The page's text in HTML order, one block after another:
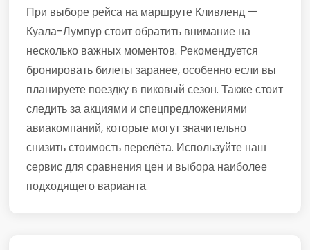
При выборе рейса на маршруте Кливленд —
Куала-Лумпур стоит обратить внимание на
несколько важных моментов. Рекомендуется
бронировать билеты заранее, особенно если вы
планируете поездку в пиковый сезон. Также стоит
следить за акциями и спецпредложениями
авиакомпаний, которые могут значительно
снизить стоимость перелёта. Используйте наш
сервис для сравнения цен и выбора наиболее
подходящего варианта.